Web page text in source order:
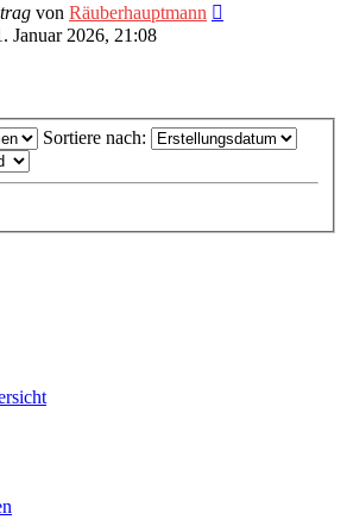
von Räuberhauptmann
Januar 2026, 21:08
Sortiere nach: